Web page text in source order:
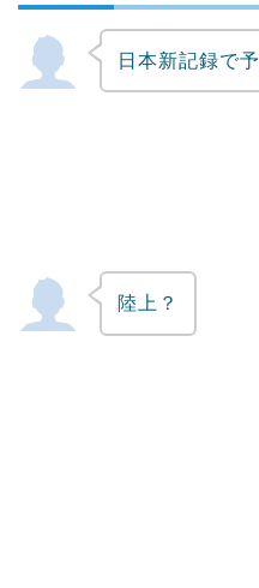
Powered by日本新記録で
陸上？